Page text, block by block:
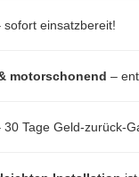
sofort einsatzbereit!
motorschonend –
30 Tage Geld-zurück-